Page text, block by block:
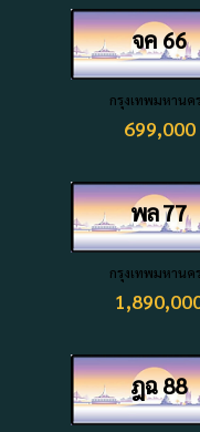
66
จค
กรุงเทพมหานคร
699,000
77
พล
กรุงเทพมหานคร
88
ฎฉ